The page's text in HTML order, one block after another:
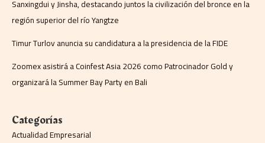
Sanxingdui y Jinsha, destacando juntos la civilización del bronce en la
región superior del río Yangtze
Timur Turlov anuncia su candidatura a la presidencia de la FIDE
Zoomex asistirá a Coinfest Asia 2026 como Patrocinador Gold y
organizará la Summer Bay Party en Bali
Categorías
Actualidad Empresarial